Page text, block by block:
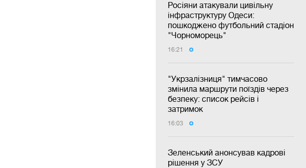
Росіяни атакували цивільну
інфраструктуру Одеси:
пошкоджено футбольний стадіон
"Чорноморець"
16:21
"Укрзалізниця" тимчасово
змінила маршрути поїздів через
безпеку: список рейсів і
затримок
16:03
Зеленський анонсував кадрові
рішення у ЗСУ